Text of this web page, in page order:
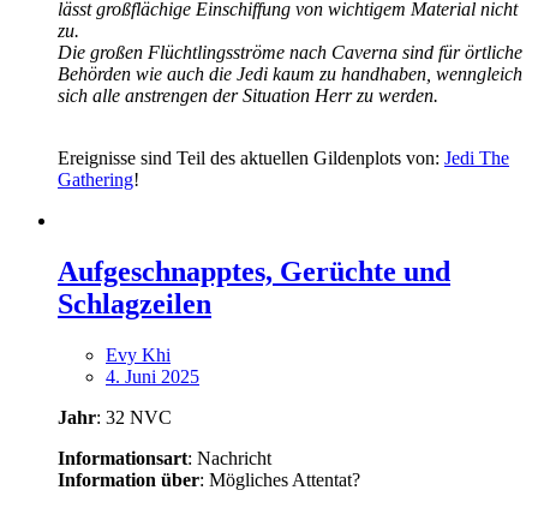
lässt großflächige Einschiffung von wichtigem Material nicht
zu.
Die großen Flüchtlingsströme nach Caverna sind für örtliche
Behörden wie auch die Jedi kaum zu handhaben, wenngleich
sich alle anstrengen der Situation Herr zu werden.
Ereignisse sind Teil des aktuellen Gildenplots von: Jedi The
Gathering!
Aufgeschnapptes, Gerüchte und
Schlagzeilen
Evy Khi
4. Juni 2025
Jahr: 32 NVC
Informationsart: Nachricht
Information über: Mögliches Attentat?